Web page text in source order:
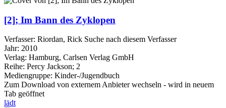
[2]; Im Bann des Zyklopen
Verfasser: Riordan, Rick Suche nach diesem Verfasser
Jahr: 2010
Verlag: Hamburg, Carlsen Verlag GmbH
Reihe: Percy Jackson; 2
Mediengruppe: Kinder-/Jugendbuch
Zum Download von externem Anbieter wechseln - wird in neuem
Tab geöffnet
lädt